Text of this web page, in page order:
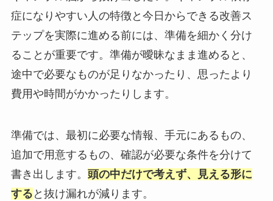
症になりやすい人の特徴と今日からできる改善ス
テップを実際に進める前には、準備を細かく分け
ることが重要です。準備が曖昧なまま進めると、
途中で必要なものが足りなかったり、思ったより
費用や時間がかかったりします。
準備では、最初に必要な情報、手元にあるもの、
追加で用意するもの、確認が必要な条件を分けて
書き出します。 頭の中だけで考えず、見える形に
する と抜け漏れが減ります。